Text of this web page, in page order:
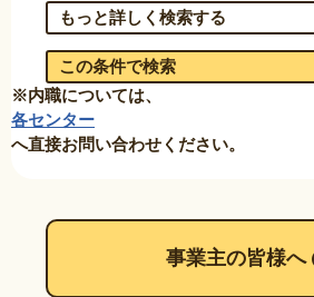
もっと詳しく検索する
この条件で検索
※内職については、
各センター
へ直接お問い合わせください。
事業主の皆様へ